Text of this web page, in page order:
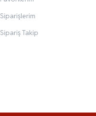
Siparişlerim
Sipariş Takip